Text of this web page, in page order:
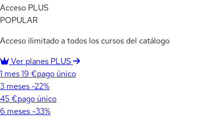
Acceso PLUS
POPULAR
Acceso ilimitado a todos los cursos del catálogo
Ver planes PLUS
1 mes19 €pago único
3 meses -22%
45 €pago único
6 meses -33%